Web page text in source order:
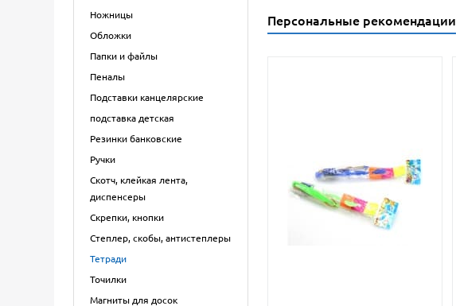
Ножницы
Обложки
Папки и файлы
Пеналы
Подставки канцелярские
подставка детская
Резинки банковские
Ручки
Скотч, клейкая лента,
диспенсеры
Скрепки, кнопки
Степлер, скобы, антистеплеры
Тетради
Точилки
Магниты для досок
Персональные рекомендации